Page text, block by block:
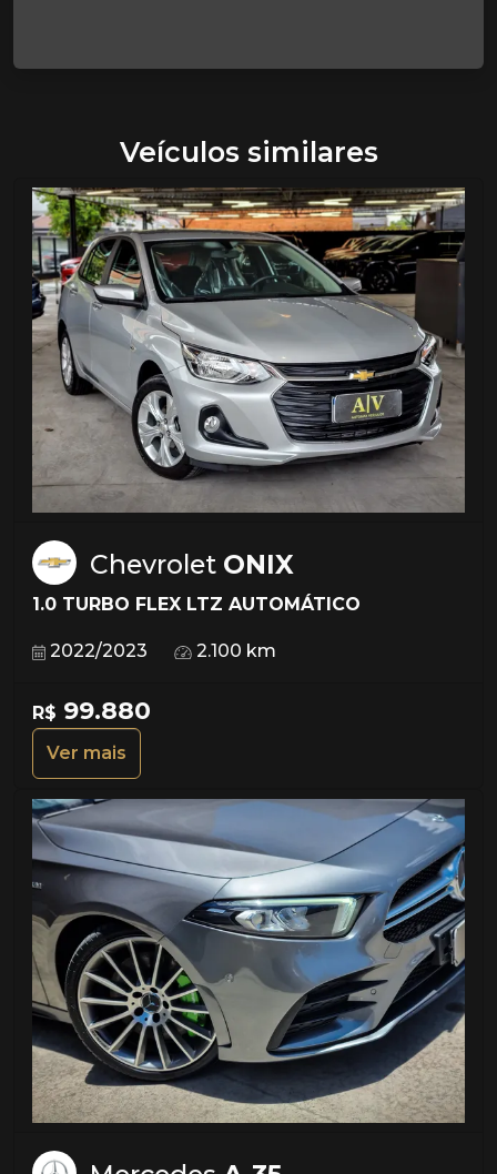
Veículos similares
Chevrolet ONIX
1.0 TURBO FLEX LTZ AUTOMÁTICO
2022/2023 2.100 km
R$ 99.880
Ver mais